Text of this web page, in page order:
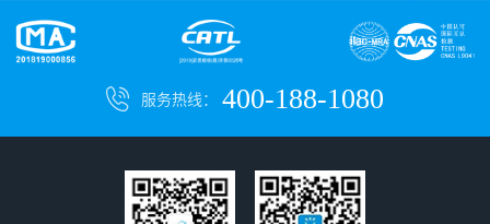
服务热线： 400-188-1080